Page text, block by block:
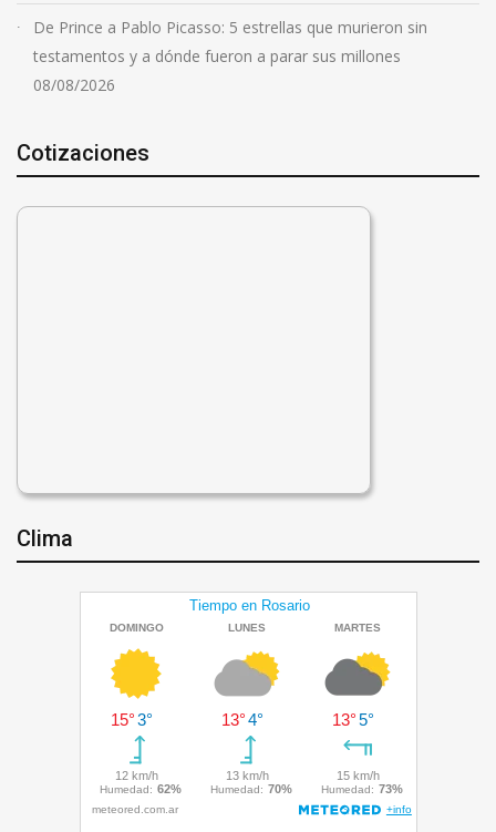
De Prince a Pablo Picasso: 5 estrellas que murieron sin
testamentos y a dónde fueron a parar sus millones
08/08/2026
Cotizaciones
Clima